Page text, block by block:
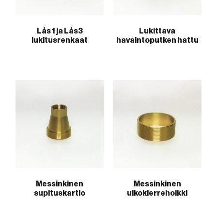
Lås 1 ja Lås3
lukitusrenkaat
Lukittava
havaintoputken hattu
Messinkinen
supituskartio
Messinkinen
ulkokierreholkki